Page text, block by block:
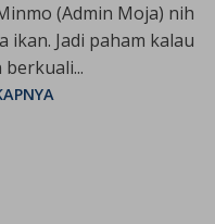
(Admin Moja) nih
Jadi paham kalau